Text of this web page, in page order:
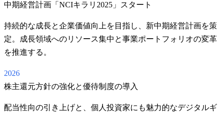
中期経営計画「NCIキラリ2025」スタート
持続的な成長と企業価値向上を目指し、新中期経営計画を策
定。成長領域へのリソース集中と事業ポートフォリオの変革
を推進する。
2026
株主還元方針の強化と優待制度の導入
配当性向の引き上げと、個人投資家にも魅力的なデジタルギ